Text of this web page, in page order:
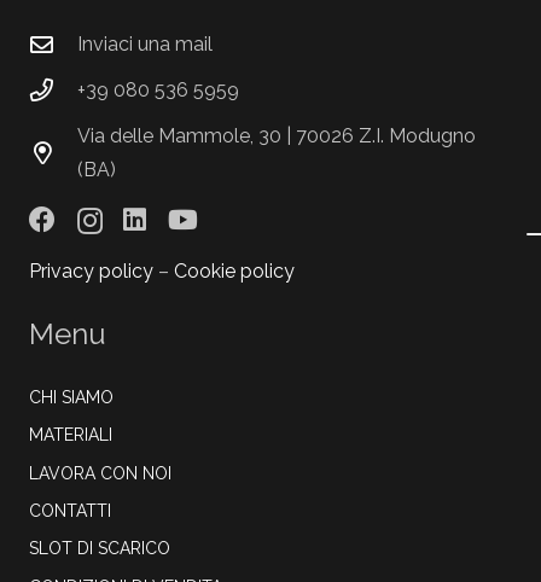
Inviaci una mail
+39 080 536 5959
Via delle Mammole, 30 | 70026 Z.I. Modugno
(BA)
Privacy policy – Cookie policy
Menu
CHI SIAMO
MATERIALI
LAVORA CON NOI
CONTATTI
SLOT DI SCARICO